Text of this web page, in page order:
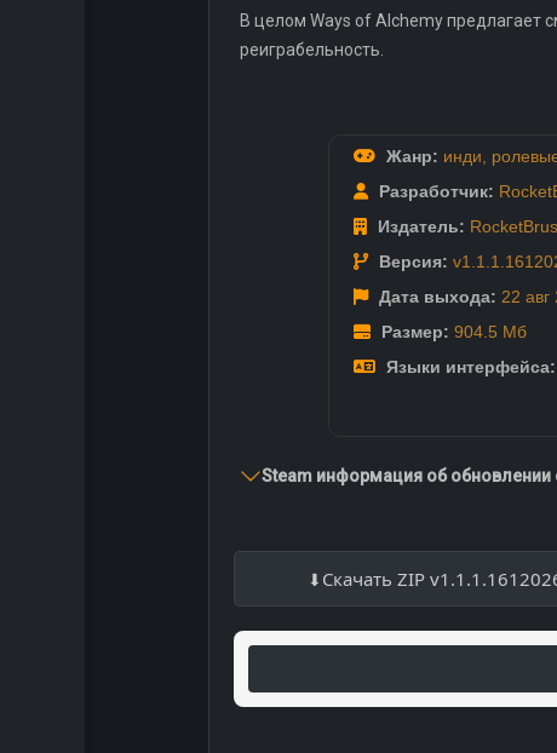
В целом Ways of Alchemy предлагает
реиграбельность.
Жанр: инди,
Разработчик:
Издатель:
Версия:
Дата выхода: 22 авг
Размер: 904.5 Мб
Языки интерфейса:
Steam информация об обновлении
Скачать ZIP